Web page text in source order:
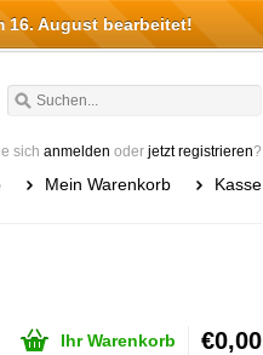
sich anmelden oder jetzt registrieren?
Mein Warenkorb Kasse
Ihr Warenkorb €0,00
August bearbeitet!